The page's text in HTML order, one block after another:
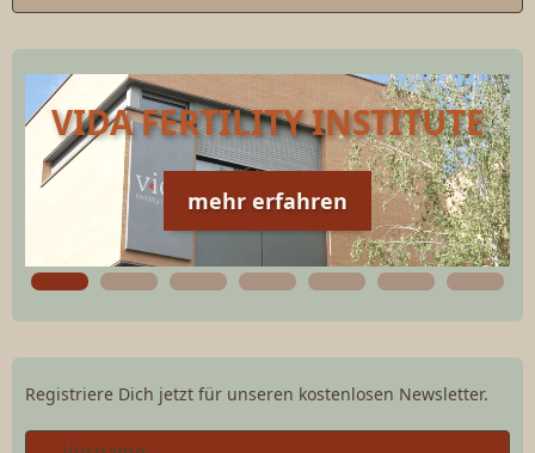
VIDA FERTILITY INSTITUTE
mehr erfahren
Registriere Dich jetzt für unseren kostenlosen Newsletter.